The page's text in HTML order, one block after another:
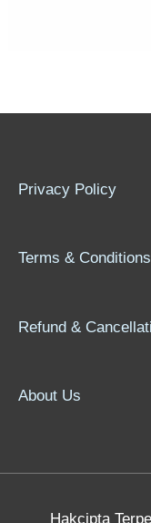
Privacy Policy
Terms & Conditions
Refund &
About Us
Hakcipta